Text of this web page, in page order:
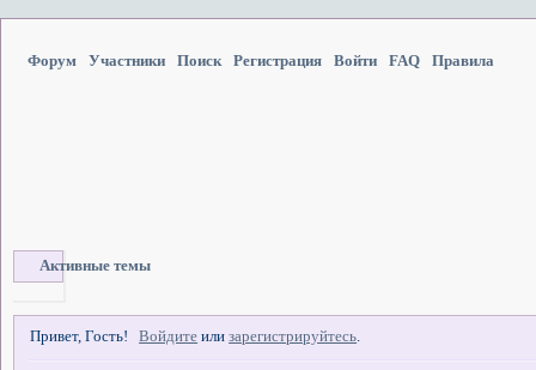
Форум Участники Поиск Регистрация Войти FAQ Правила
Активные темы
Привет, Гость! Войдите илизарегистрируйтесь.